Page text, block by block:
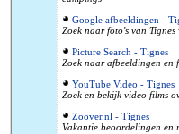
Google afbeeldingen -
Zoek naar foto's van
Picture Search - Tignes
Zoek naar afbeeldingen en
YouTube Video - Tignes
Zoek en bekijk video films
Zoover.nl - Tignes
Vakantie beoordelingen en